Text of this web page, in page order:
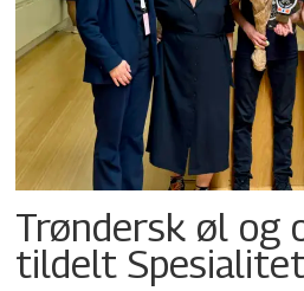
Trøndersk øl og
tildelt